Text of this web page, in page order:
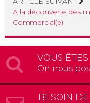
A la découverte des
Commercial(e)
VOUS
On nous
BESOIN